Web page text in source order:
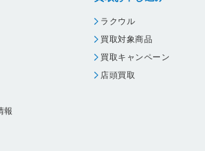
報
ラクウル
買取対象商品
買取キャンペーン
店頭買取